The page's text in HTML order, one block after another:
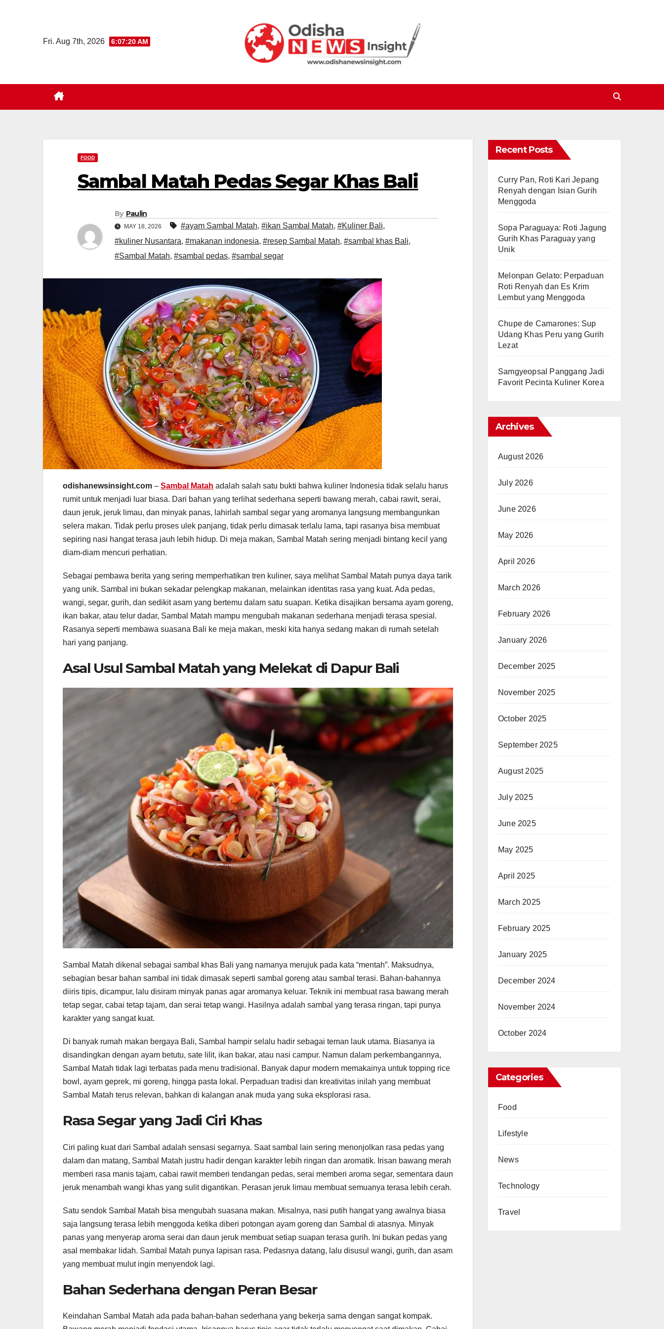
Fri. Aug 7th, 2026 6:07:21 AM
FOOD
Sambal Matah Pedas Segar Khas Bali
By Paulin
MAY 18, 2026 #ayam Sambal Matah, #ikan Sambal Matah, #Kuliner Bali,
#kuliner Nusantara, #makanan indonesia, #resep Sambal Matah, #sambal khas Bali,
#Sambal Matah, #sambal pedas, #sambal segar
odishanewsinsight.com – Sambal Matah adalah salah satu bukti bahwa kuliner Indonesia tidak selalu harus
rumit untuk menjadi luar biasa. Dari bahan yang terlihat sederhana seperti bawang merah, cabai rawit, serai,
daun jeruk, jeruk limau, dan minyak panas, lahirlah sambal segar yang aromanya langsung membangunkan
selera makan. Tidak perlu proses ulek panjang, tidak perlu dimasak terlalu lama, tapi rasanya bisa membuat
sepiring nasi hangat terasa jauh lebih hidup. Di meja makan, Sambal Matah sering menjadi bintang kecil yang
diam-diam mencuri perhatian.
Sebagai pembawa berita yang sering memperhatikan tren kuliner, saya melihat Sambal Matah punya daya tarik
yang unik. Sambal ini bukan sekadar pelengkap makanan, melainkan identitas rasa yang kuat. Ada pedas,
wangi, segar, gurih, dan sedikit asam yang bertemu dalam satu suapan. Ketika disajikan bersama ayam goreng,
ikan bakar, atau telur dadar, Sambal Matah mampu mengubah makanan sederhana menjadi terasa spesial.
Rasanya seperti membawa suasana Bali ke meja makan, meski kita hanya sedang makan di rumah setelah
hari yang panjang.
Asal Usul Sambal Matah yang Melekat di Dapur Bali
Sambal Matah dikenal sebagai sambal khas Bali yang namanya merujuk pada kata “mentah”. Maksudnya,
sebagian besar bahan sambal ini tidak dimasak seperti sambal goreng atau sambal terasi. Bahan-bahannya
diiris tipis, dicampur, lalu disiram minyak panas agar aromanya keluar. Teknik ini membuat rasa bawang merah
tetap segar, cabai tetap tajam, dan serai tetap wangi. Hasilnya adalah sambal yang terasa ringan, tapi punya
karakter yang sangat kuat.
Di banyak rumah makan bergaya Bali, Sambal hampir selalu hadir sebagai teman lauk utama. Biasanya ia
disandingkan dengan ayam betutu, sate lilit, ikan bakar, atau nasi campur. Namun dalam perkembangannya,
Sambal Matah tidak lagi terbatas pada menu tradisional. Banyak dapur modern memakainya untuk topping rice
bowl, ayam geprek, mi goreng, hingga pasta lokal. Perpaduan tradisi dan kreativitas inilah yang membuat
Sambal Matah terus relevan, bahkan di kalangan anak muda yang suka eksplorasi rasa.
Rasa Segar yang Jadi Ciri Khas
Ciri paling kuat dari Sambal adalah sensasi segarnya. Saat sambal lain sering menonjolkan rasa pedas yang
dalam dan matang, Sambal Matah justru hadir dengan karakter lebih ringan dan aromatik. Irisan bawang merah
memberi rasa manis tajam, cabai rawit memberi tendangan pedas, serai memberi aroma segar, sementara daun
jeruk menambah wangi khas yang sulit digantikan. Perasan jeruk limau membuat semuanya terasa lebih cerah.
Satu sendok Sambal Matah bisa mengubah suasana makan. Misalnya, nasi putih hangat yang awalnya biasa
saja langsung terasa lebih menggoda ketika diberi potongan ayam goreng dan Sambal di atasnya. Minyak
panas yang menyerap aroma serai dan daun jeruk membuat setiap suapan terasa gurih. Ini bukan pedas yang
asal membakar lidah. Sambal Matah punya lapisan rasa. Pedasnya datang, lalu disusul wangi, gurih, dan asam
yang membuat mulut ingin menyendok lagi.
Bahan Sederhana dengan Peran Besar
Keindahan Sambal Matah ada pada bahan-bahan sederhana yang bekerja sama dengan sangat kompak.
Recent Posts
Curry Pan, Roti Kari Jepang
Renyah dengan Isian Gurih
Menggoda
Sopa Paraguaya: Roti Jagung
Gurih Khas Paraguay yang
Unik
Melonpan Gelato: Perpaduan
Roti Renyah dan Es Krim
Lembut yang Menggoda
Chupe de Camarones: Sup
Udang Khas Peru yang Gurih
Lezat
Samgyeopsal Panggang Jadi
Favorit Pecinta Kuliner Korea
Archives
August 2026
July 2026
June 2026
May 2026
April 2026
March 2026
February 2026
January 2026
December 2025
November 2025
October 2025
September 2025
August 2025
July 2025
June 2025
May 2025
April 2025
March 2025
February 2025
January 2025
December 2024
November 2024
October 2024
Categories
Food
Lifestyle
News
Technology
Travel